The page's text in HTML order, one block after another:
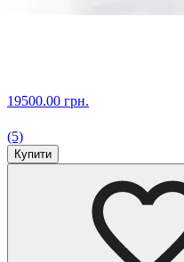
19500.00 грн.
(5)
Купити